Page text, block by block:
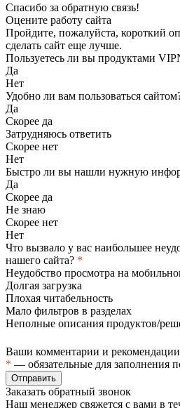
Спасибо за обратную связь!
Оцените работу сайта
Пройдите, пожалуйста, короткий
сделать сайт еще лучше.
Пользуетесь ли вы продуктами
Да
Нет
Удобно ли вам пользоваться
Да
Скорее да
Затрудняюсь ответить
Скорее нет
Нет
Быстро ли вы нашли нужную
Да
Скорее да
Не знаю
Скорее нет
Нет
Что вызвало у вас наибольшее
нашего сайта? *
Неудобство просмотра на
Долгая загрузка
Плохая читабельность
Мало фильтров в разделах
Неполные описания продуктов/
Ваши комментарии и рекомендации
* — обязательные для заполнения
Отправить
Заказать обратный звонок
Наш менеджер свяжется с вами в